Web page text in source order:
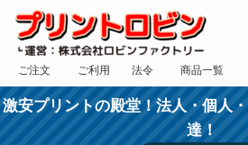
ご注文
フォーム
ご利用
規約
法令
表記
商品一覧
カテゴリー
激安プリントの殿堂！法人・個人
達！